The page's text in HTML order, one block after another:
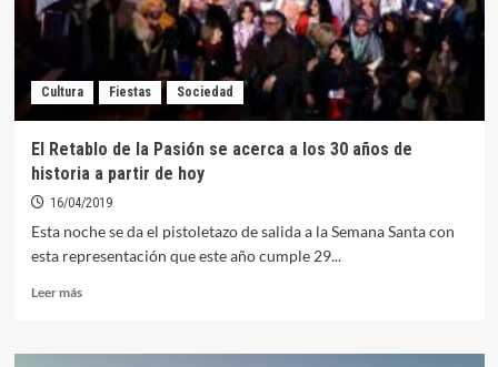
Cultura Fiestas Sociedad
El Retablo de la Pasión se acerca a los 30 años de
historia a partir de hoy
16/04/2019
Esta noche se da el pistoletazo de salida a la Semana Santa con
esta representación que este año cumple 29...
Leer másLeer
El